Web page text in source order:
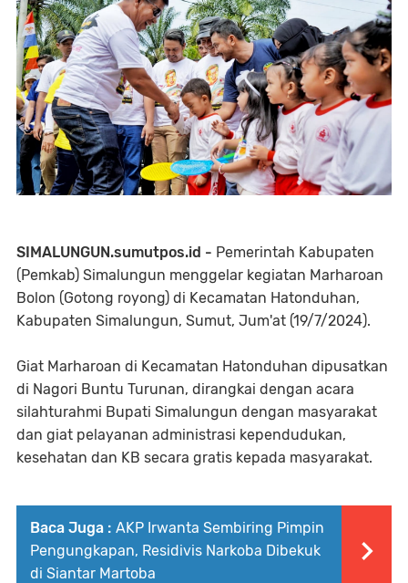
SIMALUNGUN.sumutpos.id - Pemerintah Kabupaten
(Pemkab) Simalungun menggelar kegiatan Marharoan
Bolon (Gotong royong) di Kecamatan Hatonduhan,
Kabupaten Simalungun, Sumut, Jum'at (19/7/2024).
Giat Marharoan di Kecamatan Hatonduhan dipusatkan
di Nagori Buntu Turunan, dirangkai dengan acara
silahturahmi Bupati Simalungun dengan masyarakat
dan giat pelayanan administrasi kependudukan,
kesehatan dan KB secara gratis kepada masyarakat.
Baca Juga : AKP Irwanta Sembiring Pimpin
Pengungkapan, Residivis Narkoba Dibekuk
di Siantar Martoba